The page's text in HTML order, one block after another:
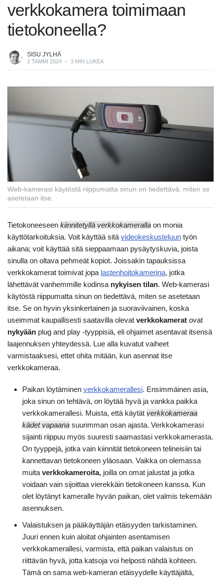
verkkokamera toimimaan
tietokoneella?
SISU JYLHÄ
2 TAMMI 2024 • 3 MIN LUKEA
Web-kamerasi käytöstä riippumatta sinun on tiedettävä, miten se
asetetaan itse.
Tietokoneeseen kiinnitetyllä verkkokameralla on monia
käyttötarkoituksia. Voit käyttää sitä videokeskusteluun työn
aikana; voit käyttää sitä sieppaamaan pysäytyskuvia, joista
sinulla on oltava pehmeät kopiot. Joissakin tapauksissa
verkkokamerat toimivat jopa lastenhoitokamerina, jotka
lähettävät vanhemmille kodinsa nykyisen tilan. Web-kamerasi
käytöstä riippumatta sinun on tiedettävä, miten se asetetaan
itse. Se on hyvin yksinkertainen ja suoraviivainen, koska
useimmat kaupallisesti saatavilla olevat verkkokamerat ovat
nykyään plug and play -tyyppisiä, eli ohjaimet asentavat itsensä
laajennuksen yhteydessä. Lue alla kuvatut vaiheet
varmistaaksesi, ettet ohita mitään, kun asennat itse
verkkokameraa.
Paikan löytäminen verkkokamerallesi. Ensimmäinen asia,
joka sinun on tehtävä, on löytää hyvä ja vankka paikka
verkkokamerallesi. Muista, että käytät verkkokameraa
kädet vapaana suurimman osan ajasta. Verkkokamerasi
sijainti riippuu myös suuresti saamastasi verkkokamerasta.
On tyyppejä, jotka vain kiinnität tietokoneen telineisiin tai
kannettavan tietokoneen yläosaan. Vaikka on olemassa
muita verkkokameroita, joilla on omat jalustat ja jotka
voidaan vain sijoittaa vierekkäin tietokoneen kanssa. Kun
olet löytänyt kameralle hyvän paikan, olet valmis tekemään
asennuksen.
Valaistuksen ja pääkäyttäjän etäisyyden tarkistaminen.
Juuri ennen kuin aloitat ohjainten asentamisen
verkkokamerallesi, varmista, että paikan valaistus on
riittävän hyvä, jotta katsoja voi helposti nähdä kohteen.
Tämä on sama web-kameran etäisyydelle käyttäjältä,